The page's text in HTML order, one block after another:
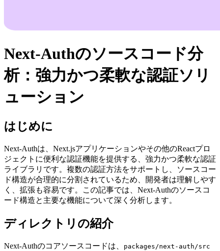
Next-Authのソースコード分
析：強力かつ柔軟な認証ソリ
ューション
はじめに
Next-Authは、Next.jsアプリケーションやその他のReactプロ
ジェクトに便利な認証機能を提供する、強力かつ柔軟な認証
ライブラリです。複数の認証方法をサポートし、ソースコー
ド構造が合理的に分割されているため、開発者は理解しやす
く、拡張も容易です。この記事では、Next-Authのソースコ
ード構造と主要な機能について深く分析します。
ディレクトリの紹介
Next-Authのコアソースコードは、 packages/next-auth/src